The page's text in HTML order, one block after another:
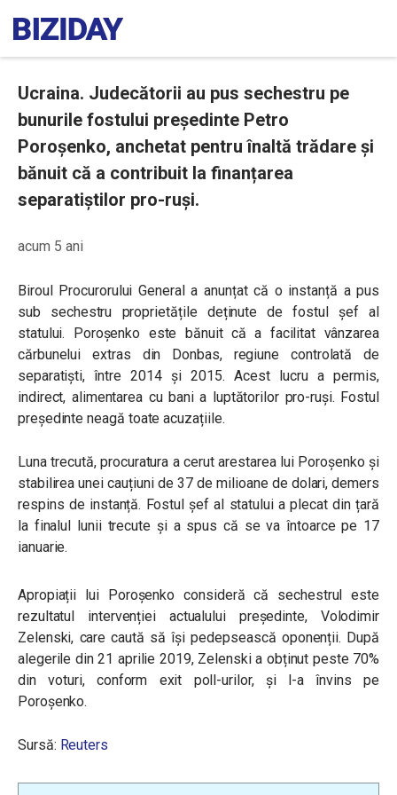
Ucraina. Judecătorii au pus sechestru pe
bunurile fostului președinte Petro
Poroșenko, anchetat pentru înaltă trădare și
bănuit că a contribuit la finanțarea
separatiștilor pro-ruși.
acum 5 ani
Biroul Procurorului General a anunțat că o instanță a pus
sub sechestru proprietățile deținute de fostul șef al
statului. Poroșenko este bănuit că a facilitat vânzarea
cărbunelui extras din Donbas, regiune controlată de
separatiști, între 2014 și 2015. Acest lucru a permis,
indirect, alimentarea cu bani a luptătorilor pro-ruși. Fostul
președinte neagă toate acuzațiile.
Luna trecută, procuratura a cerut arestarea lui Poroșenko și
stabilirea unei cauțiuni de 37 de milioane de dolari, demers
respins de instanță. Fostul șef al statului a plecat din țară
la finalul lunii trecute și a spus că se va întoarce pe 17
ianuarie.
Apropiații lui Poroșenko consideră că sechestrul este
rezultatul intervenției actualului președinte, Volodimir
Zelenski, care caută să își pedepsească oponenții. După
alegerile din 21 aprilie 2019, Zelenski a obținut peste 70%
din voturi, conform exit poll-urilor, și l-a învins pe
Poroșenko.
Sursă: Reuters